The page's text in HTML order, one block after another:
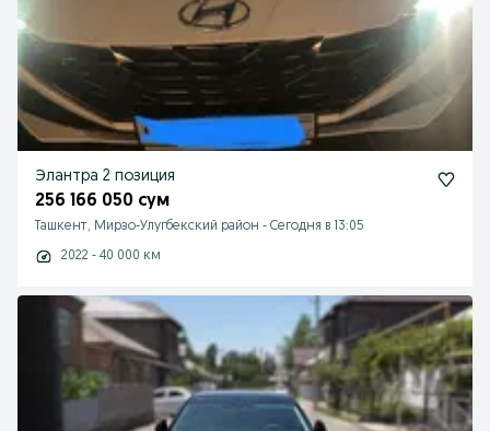
Элантра 2 позиция
256 166 050 сум
Ташкент, Мирзо-Улугбекский район - Сегодня в 13:05
2022 - 40 000 км